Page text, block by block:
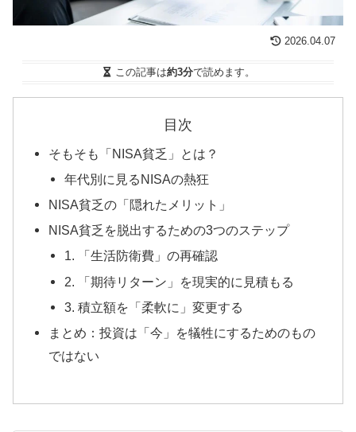
2026.04.07
この記事は約3分で読めます。
目次
そもそも「NISA貧乏」とは？
年代別に見るNISAの熱狂
NISA貧乏の「隠れたメリット」
NISA貧乏を脱出するための3つのステップ
1. 「生活防衛費」の再確認
2. 「期待リターン」を現実的に見積もる
3. 積立額を「柔軟に」変更する
まとめ：投資は「今」を犠牲にするためのもの
ではない